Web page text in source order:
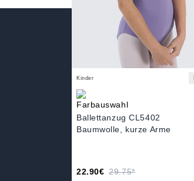
Kinder
Ballettanzug CL5402
Baumwolle, kurze Arme
22.90€ 29.75*